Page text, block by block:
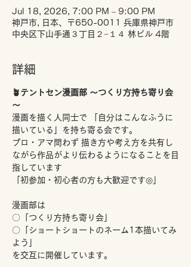
Jul 18, 2026, 7:00 PM – 9:00 PM
神戸市, 日本、〒650-0011 兵庫県神戸市
中央区下山手通３丁目２−１４ 林ビル 4階
詳細
🪴テントセン漫画部 ～つくり方持ち寄り会
～
漫画を描く人同士で 「自分はこんなふうに
描いている」を持ち寄る会です。
プロ・アマ問わず 描き方や考え方を共有し
ながら作品がより伝わるようになることを目
指しています
「初参加・初心者の方も大歓迎です◎」
漫画部は
〇「つくり方持ち寄り会」
〇「ショートショートのネーム1本描いてみ
よう」
を交互に開催しています。